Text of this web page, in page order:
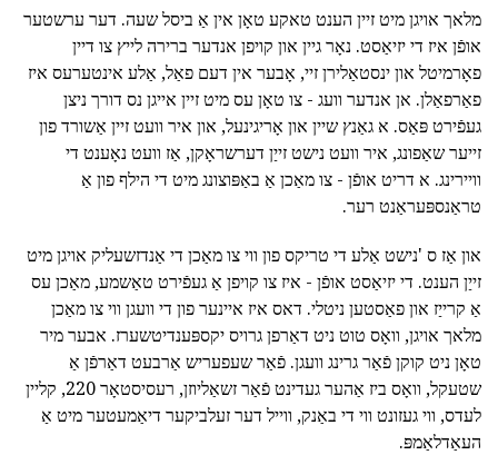
מלאך אויגן מיט זיין הענט טאקע טאָן אין אַ ביסל שעה. דער ערשטער
אופֿן איז די יזיאַסט. נאָר גיין און קויפן אנדער ברירה לייץ צו דיין
פאָרמיטל און ינסטאַלירן זיי, אָבער אין דעם פאַל, אַלע אינטערעס איז
פאַרפאַלן. אן אנדער וועג - צו טאָן עס מיט זיין אייגן נס דורך ניצן
געפֿירט פּאַס. א גאַנץ שיין און אָריגינעל, און איר וועט זיין אַשורד פון
זייער שאַפונג, איר וועט נישט זייַן דערשראָקן, אַז וועט נאָענט די
וויירינג. א דריט אופֿן - צו מאַכן אַ באַפּוצונג מיט די הילף פון אַ
טראַנספּעראַנט רער.
און אַז ס 'נישט אַלע די טריקס פון ווי צו מאַכן די אַנדזשעליק אויגן מיט
זייַן הענט. די יזיאַסט אופֿן - איז צו קויפן אַ געפֿירט טאַשמע, מאַכן עס
אַ קרייַז און פאַסטען ניטלי. דאס איז איינער פון די וועגן ווי צו מאַכן
מלאך אויגן, וואָס טוט ניט דאַרפן גרויס יקספּענדיטשערז. אבער מיר
טאָן ניט קוקן פֿאַר גרינג וועגן. פֿאַר שעפעריש אַרבעט דאַרפֿן אַ
שטעקל, וואָס ביז אַהער געדינט פֿאַר זשאַליוזן, רעסיסטאָר 220, קליין
לעדס, ווי געזונט ווי די באַנק, ווייל דער זעלביקער דיאַמעטער מיט אַ
העאַדלאַמפּ.